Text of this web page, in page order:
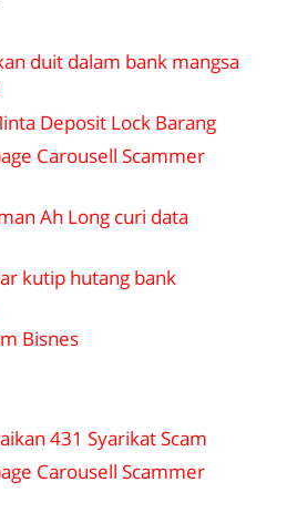
duit dalam bank mangsa
Deposit Lock Barang
Carousell Scammer
Ah Long curi data
kutip hutang bank
Bisnes
431 Syarikat Scam
Carousell Scammer